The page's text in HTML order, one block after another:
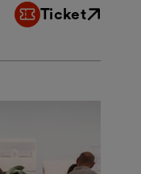
Ticket
Externer Link